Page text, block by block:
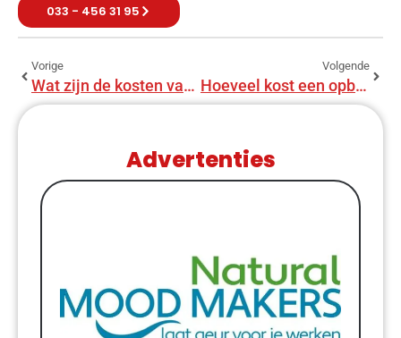
033 - 456 31 95
Vorige
Wat zijn de kosten van een renovatie van een jaren 60-woning?
Volgende
Hoeveel kost een opbouw gemiddeld?
Advertenties